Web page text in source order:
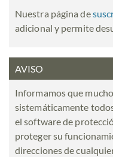
Nuestra página de
adicional y permite
AVISO
Informamos que
sistemáticamente
el software de
proteger su
direcciones de